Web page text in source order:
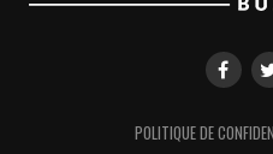
POLITIQUE DE